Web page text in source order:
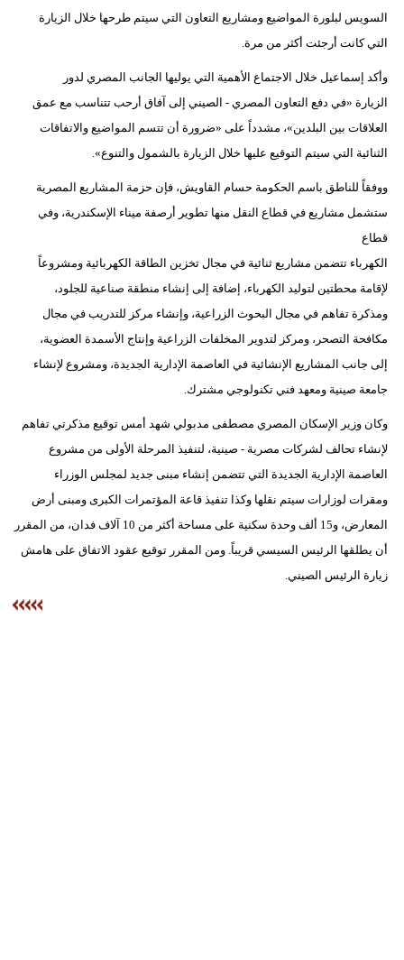
السويس لبلورة المواضيع ومشاريع التعاون التي سيتم طرحها خلال الزيارة
التي كانت أرجئت أكثر من مرة.
وأكد إسماعيل خلال الاجتماع الأهمية التي يوليها الجانب المصري لدور
الزيارة «في دفع التعاون المصري - الصيني إلى آفاق أرحب تتناسب مع عمق
العلاقات بين البلدين»، مشدداً على «ضرورة أن تتسم المواضيع والاتفاقات
الثنائية التي سيتم التوقيع عليها خلال الزيارة بالشمول والتنوع».
ووفقاً للناطق باسم الحكومة حسام القاويش، فإن حزمة المشاريع المصرية
ستشمل مشاريع في قطاع النقل منها تطوير أرصفة ميناء الإسكندرية، وفي
قطاع
الكهرباء تتضمن مشاريع ثنائية في مجال تخزين الطاقة الكهربائية ومشروعاً
لإقامة محطتين لتوليد الكهرباء، إضافة إلى إنشاء منطقة صناعية للجلود،
ومذكرة تفاهم في مجال البحوث الزراعية، وإنشاء مركز للتدريب في مجال
مكافحة التصحر، ومركز لتدوير المخلفات الزراعية وإنتاج الأسمدة العضوية،
إلى جانب المشاريع الإنشائية في العاصمة الإدارية الجديدة، ومشروع لإنشاء
جامعة صينية ومعهد فني تكنولوجي مشترك.
وكان وزير الإسكان المصري مصطفى مدبولي شهد أمس توقيع مذكرتي تفاهم
لإنشاء تحالف لشركات مصرية - صينية، لتنفيذ المرحلة الأولى من مشروع
العاصمة الإدارية الجديدة التي تتضمن إنشاء مبنى جديد لمجلس الوزراء
ومقرات لوزارات سيتم نقلها وكذا تنفيذ قاعة المؤتمرات الكبرى ومبنى أرض
المعارض، و15 ألف وحدة سكنية على مساحة أكثر من 10 آلاف فدان، من المقرر
أن يطلقها الرئيس السيسي قريباً. ومن المقرر توقيع عقود الاتفاق على هامش
زيارة الرئيس الصيني.